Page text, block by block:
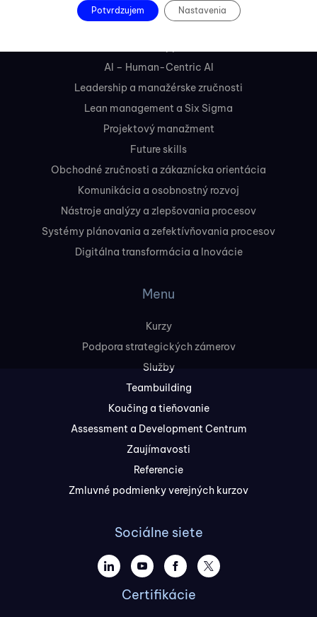
AI – Human-Centric AI
Leadership a manažérske zručnosti
Lean management a Six Sigma
Projektový manažment
Future skills
Obchodné zručnosti a zákaznícka orientácia
Komunikácia a osobnostný rozvoj
Nástroje analýzy a zlepšovania procesov
Systémy plánovania a zefektívňovania procesov
Digitálna transformácia a Inovácie
Menu
Kurzy
Podpora strategických zámerov
Služby
Teambuilding
Koučing a tieňovanie
Assessment a Development Centrum
Zaujímavosti
Referencie
Zmluvné podmienky verejných kurzov
Sociálne siete
Certifikácie
Potvrdzujem Nastavenia